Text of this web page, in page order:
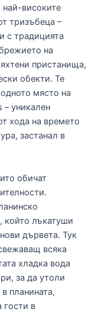
най-високите
тризъбеца –
с традицията
на
пристанища,
обекти. Те
място на
– уникален
хода на времето
застанал в
обичат
който лъкатуши
дървета. Тук
всяка
хладка вода
за да утоли
планината,
гости в